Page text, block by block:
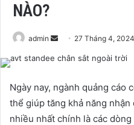
NÀO?
admin
Send 27 Tháng 4, 2024
Ngày nay, ngành quảng cáo
thể giúp tăng khả năng
nhiều nhất chính là các